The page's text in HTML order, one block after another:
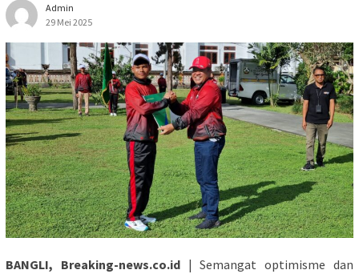
Admin
29 Mei 2025
BANGLI, Breaking-news.co.id| Semangat optimisme dan